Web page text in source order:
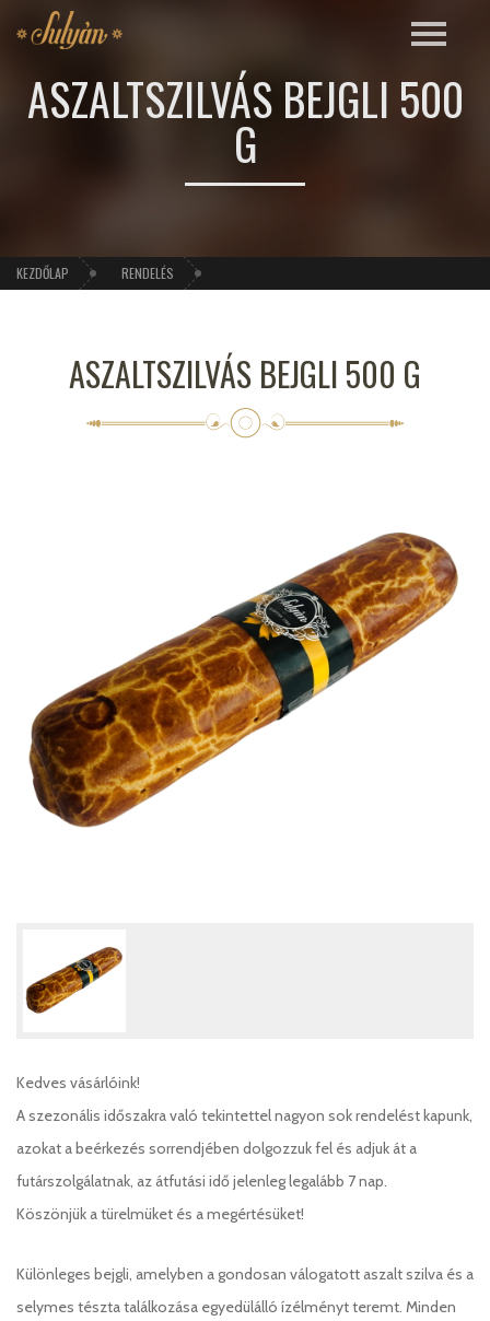
ASZALTSZILVÁS BEJGLI 500
G
KEZDŐLAP RENDELÉS
ASZALTSZILVÁS BEJGLI 500 G
Kedves vásárlóink!
A szezonális időszakra való tekintettel nagyon sok rendelést kapunk,
azokat a beérkezés sorrendjében dolgozzuk fel és adjuk át a
futárszolgálatnak, az átfutási idő jelenleg legalább 7 nap.
Köszönjük a türelmüket és a megértésüket!
Különleges bejgli, amelyben a gondosan válogatott aszalt szilva és a
selymes tészta találkozása egyedülálló ízélményt teremt. Minden